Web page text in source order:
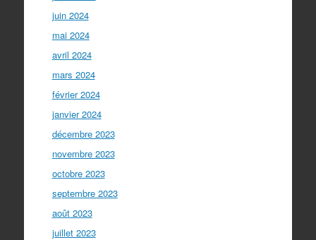
juin 2024
mai 2024
avril 2024
mars 2024
février 2024
janvier 2024
décembre 2023
novembre 2023
octobre 2023
septembre 2023
août 2023
juillet 2023